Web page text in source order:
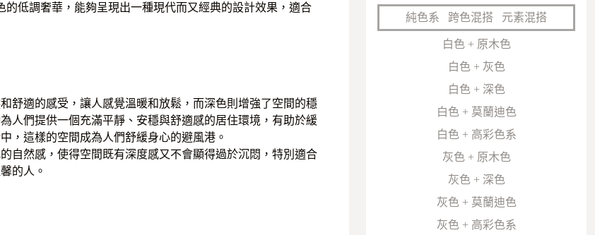
的低調奢華，能夠呈現出一種現代而又經典的設計效果，適合
和舒適的感受，讓人感覺溫暖和放鬆，而深色則增強了空間的穩
人們提供一個充滿平靜、安穩與舒適感的居住環境，有助於緩
，這樣的空間成為人們舒緩身心的避風港。
自然感，使得空間既有深度感又不會顯得過於沉悶，特別適合
的人。
純色系 跨色混搭 元素混搭
白色 + 原木色
白色 + 灰色
白色 + 深色
白色 + 莫蘭迪色
白色 + 高彩色系
灰色 + 原木色
灰色 + 深色
灰色 + 莫蘭迪色
灰色 + 高彩色系